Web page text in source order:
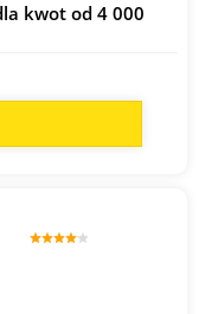
kwot od 4 000